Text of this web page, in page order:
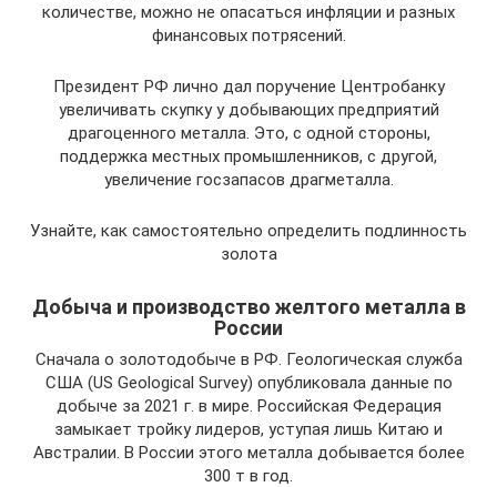
количестве, можно не опасаться инфляции и разных
финансовых потрясений.
Президент РФ лично дал поручение Центробанку
увеличивать скупку у добывающих предприятий
драгоценного металла. Это, с одной стороны,
поддержка местных промышленников, с другой,
увеличение госзапасов драгметалла.
Узнайте, как самостоятельно определить подлинность
золота
Добыча и производство желтого металла в
России
Сначала о золотодобыче в РФ. Геологическая служба
США (US Geological Survey) опубликовала данные по
добыче за 2021 г. в мире. Российская Федерация
замыкает тройку лидеров, уступая лишь Китаю и
Австралии. В России этого металла добывается более
300 т в год.